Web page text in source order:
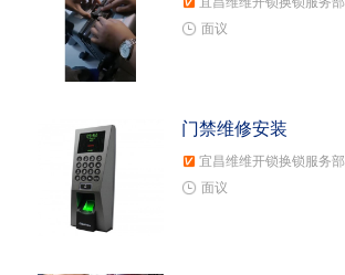
面议
门禁维修安装
宜昌维维开锁换锁服务部
面议